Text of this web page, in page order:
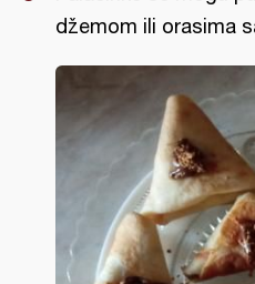
džemom ili orasima